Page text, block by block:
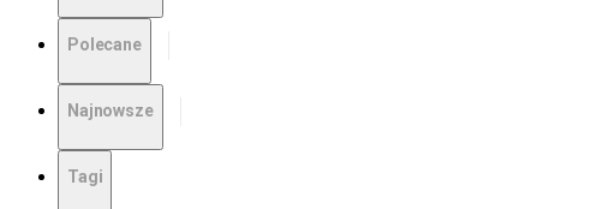
Polecane
Najnowsze
Tagi